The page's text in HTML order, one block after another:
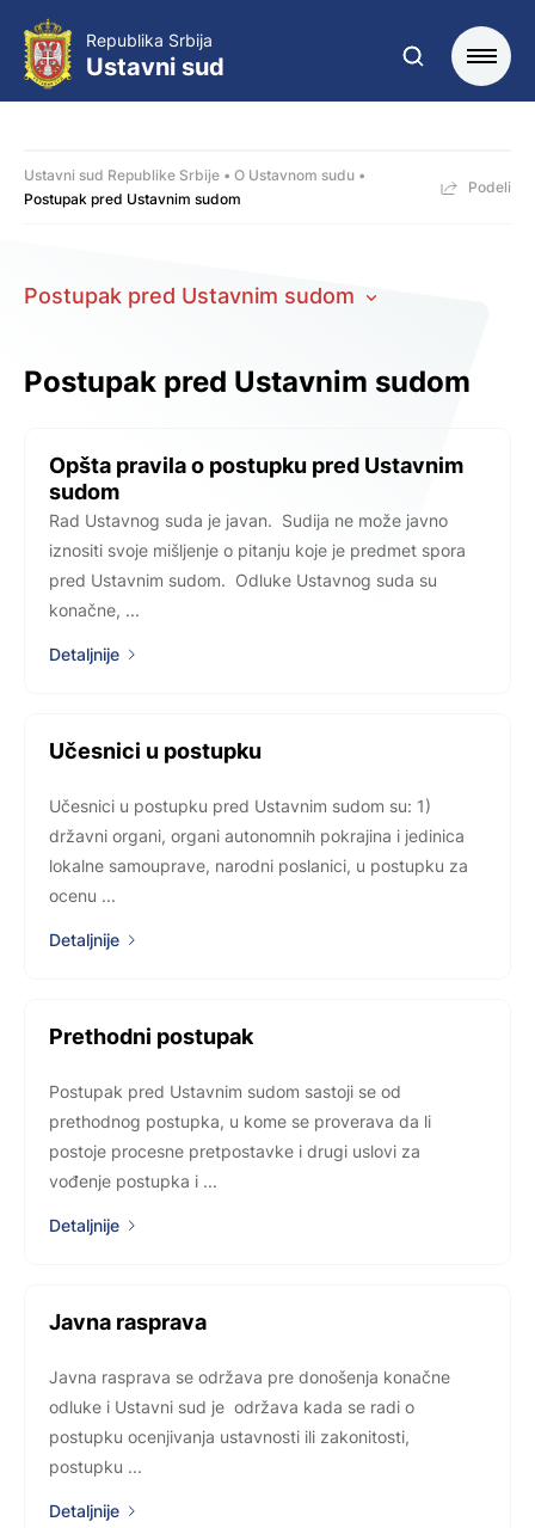
Republika Srbija
Ustavni sud
Postupak pred Ustavnim sudom
Opšta pravila o postupku pred Ustavnim
sudom
Rad Ustavnog suda je javan. Sudija ne može javno
iznositi svoje mišljenje o pitanju koje je predmet spora
pred Ustavnim sudom. Odluke Ustavnog suda su
konačne, ...
Detaljnije
Učesnici u postupku
Učesnici u postupku pred Ustavnim sudom su: 1)
državni organi, organi autonomnih pokrajina i jedinica
lokalne samouprave, narodni poslanici, u postupku za
ocenu ...
Detaljnije
Prethodni postupak
Postupak pred Ustavnim sudom sastoji se od
prethodnog postupka, u kome se proverava da li
postoje procesne pretpostavke i drugi uslovi za
vođenje postupka i ...
Detaljnije
Javna rasprava
Javna rasprava se održava pre donošenja konačne
odluke i Ustavni sud je održava kada se radi o
postupku ocenjivanja ustavnosti ili zakonitosti,
postupku ...
Detaljnije
Postupak pred Ustavnim sudom
Ustavni sud Republike Srbije
O Ustavnom sudu
Postupak pred Ustavnim sudom
Podeli